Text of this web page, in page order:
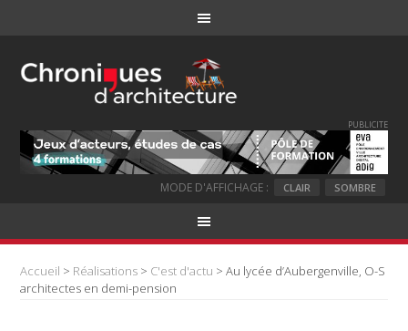
PUBLICITE
MODE D'AFFICHAGE : CLAIR SOMBRE
Accueil > Réalisations > C'est d'actu > Au lycée d’Aubergenville, O-S
architectes en demi-pension